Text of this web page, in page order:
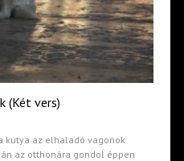
(Két vers)
kutya az elhaladó vagonok
az otthonára gondol éppen